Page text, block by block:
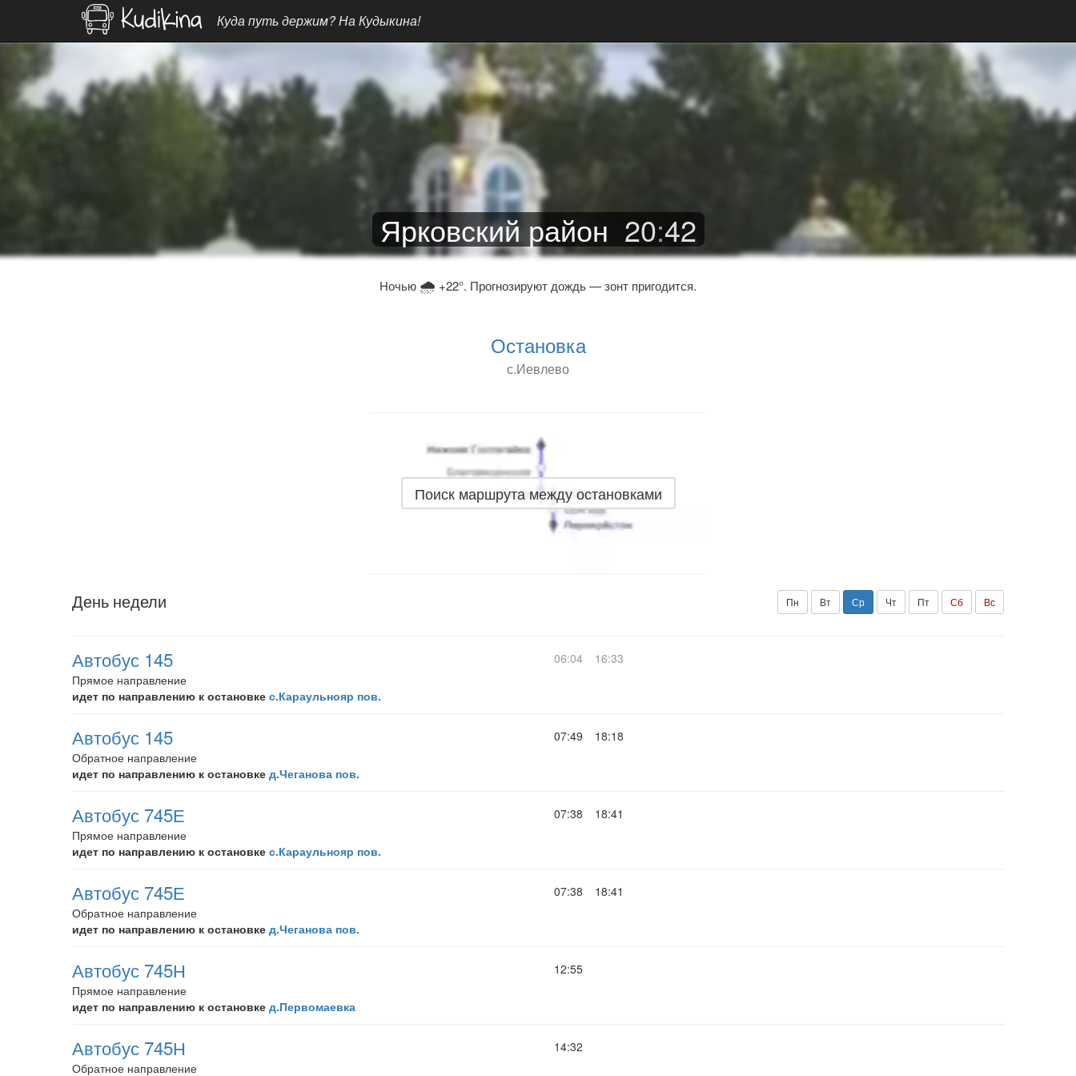
Куда путь держим? На Кудыкина!
Ярковский район 20:42
Ночью 🌧 +22°. Прогнозируют дождь — зонт пригодится.
Остановка
с.Иевлево
Поиск маршрута между остановками
День недели Пн Вт Ср Чт Пт Сб Вс
Автобус 145
Прямое направление
идет по направлению к остановке с.Караульнояр пов.
06:04 16:33
Автобус 145
Обратное направление
идет по направлению к остановке д.Чеганова пов.
07:49 18:18
Автобус 745Е
Прямое направление
идет по направлению к остановке с.Караульнояр пов.
07:38 18:41
Автобус 745Е
Обратное направление
идет по направлению к остановке д.Чеганова пов.
07:38 18:41
Автобус 745Н
Прямое направление
идет по направлению к остановке д.Первомаевка
12:55
Автобус 745Н
Обратное направление
14:32